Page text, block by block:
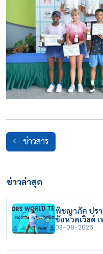
ข่าวสาร
ข่าวล่าสุด
พิชญาภัค ปรา
ชัยหวดเวิลด์ เ
03-08-2026